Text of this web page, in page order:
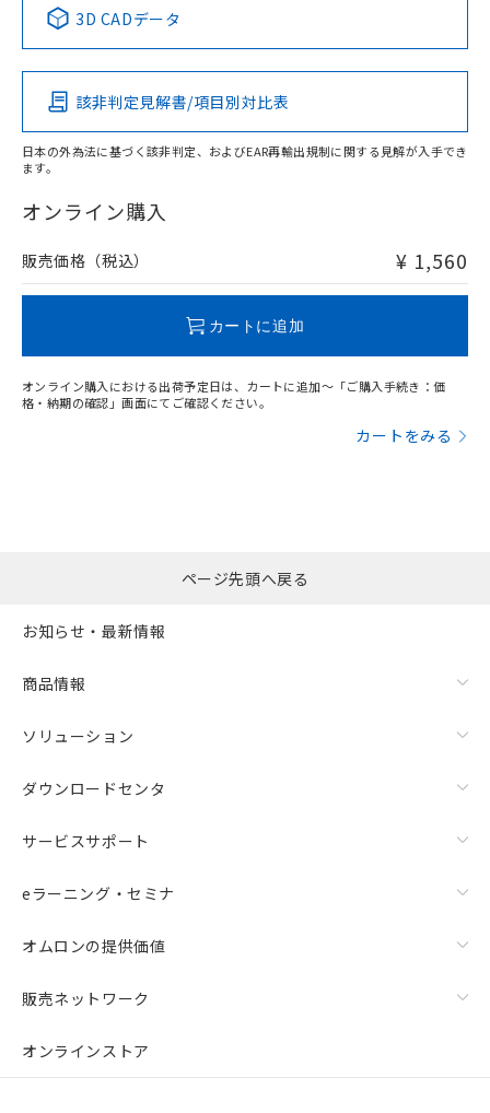
Pb Hg Cd Cr(VI)
O
在庫等で未対応品が混在する可能性があります。
問い合わせください。
この製品の規格認証/適合状況ページへ
その他の認証はこちらのページからご検索ください
3D CADデータ
該非判定見解書/項目別対比表
日本の外為法に基づく該非判定、およびEAR再輸出規制に関する見解が入手でき
ます。
オンライン購入
販売価格（税込） ¥ 1,560
カートに追加
オンライン購入における出荷予定日は、カートに追加～「ご購入手続き：価
格・納期の確認」画面にてご確認ください。
カートをみる
ページ先頭へ戻る
お知らせ・最新情報
商品情報
ソリューション
ダウンロードセンタ
サービスサポート
eラーニング・セミナ
オムロンの提供価値
販売ネットワーク
オンラインストア